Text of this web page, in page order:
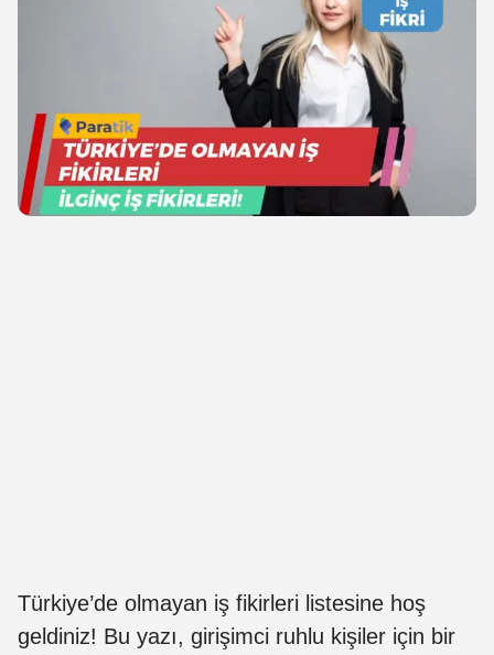
Türkiye’de olmayan iş fikirleri listesine hoş
geldiniz! Bu yazı, girişimci ruhlu kişiler için bir